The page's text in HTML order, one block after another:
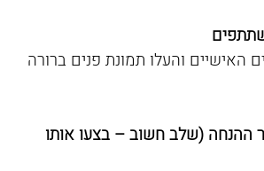
האישיים והעלו תמונת פנים ברורה
ההנחה (שלב חשוב – בצעו אותו